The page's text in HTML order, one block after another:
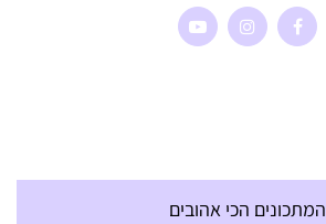
המתכונים הכי אהובים